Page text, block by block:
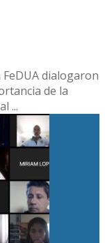
dialogaron
de la
...